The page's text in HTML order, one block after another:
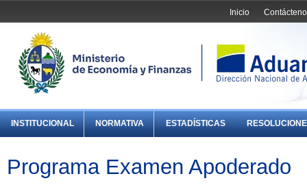
Inicio
INSTITUCIONAL NORMATIVA ESTADÍSTICAS
Programa Examen Apoderado